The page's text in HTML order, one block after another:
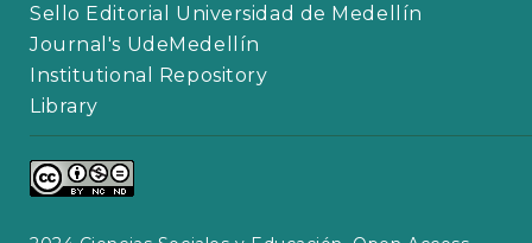
Sello Editorial Universidad de Medellín
Journal's UdeMedellín
Institutional Repository
Library